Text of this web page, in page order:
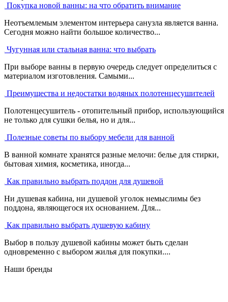
Покупка новой ванны: на что обратить внимание
Неотъемлемым элементом интерьера санузла является ванна.
Сегодня можно найти большое количество...
Чугунная или стальная ванна: что выбрать
При выборе ванны в первую очередь следует определиться с
материалом изготовления. Самыми...
Преимущества и недостатки водяных полотенцесушителей
Полотенцесушитель - отопительный прибор, использующийся
не только для сушки белья, но и для...
Полезные советы по выбору мебели для ванной
В ванной комнате хранятся разные мелочи: белье для стирки,
бытовая химия, косметика, иногда...
Как правильно выбрать поддон для душевой
Ни душевая кабина, ни душевой уголок немыслимы без
поддона, являющегося их основанием. Для...
Как правильно выбрать душевую кабину
Выбор в пользу душевой кабины может быть сделан
одновременно с выбором жилья для покупки....
Наши бренды